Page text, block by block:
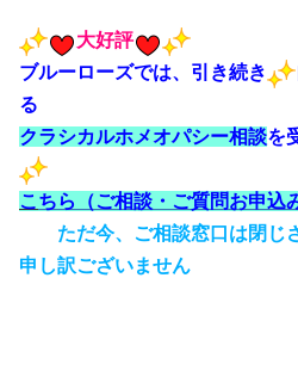
大好評
ブルーローズでは、引き続き
る
クラシカルホメオパシー相談を
こ ちら（ご相談・ご質問お申込
ただ今、ご相談窓口は閉じ
申し訳ございません